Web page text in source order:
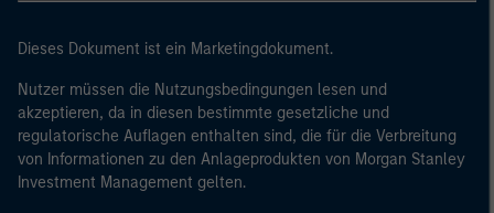
Dieses Dokument ist ein Marketingdokument.
Nutzer müssen die Nutzungsbedingungen lesen und
akzeptieren, da in diesen bestimmte gesetzliche und
regulatorische Auflagen enthalten sind, die für die Verbreitung
von Informationen zu den Anlageprodukten von Morgan Stanley
Investment Management gelten.